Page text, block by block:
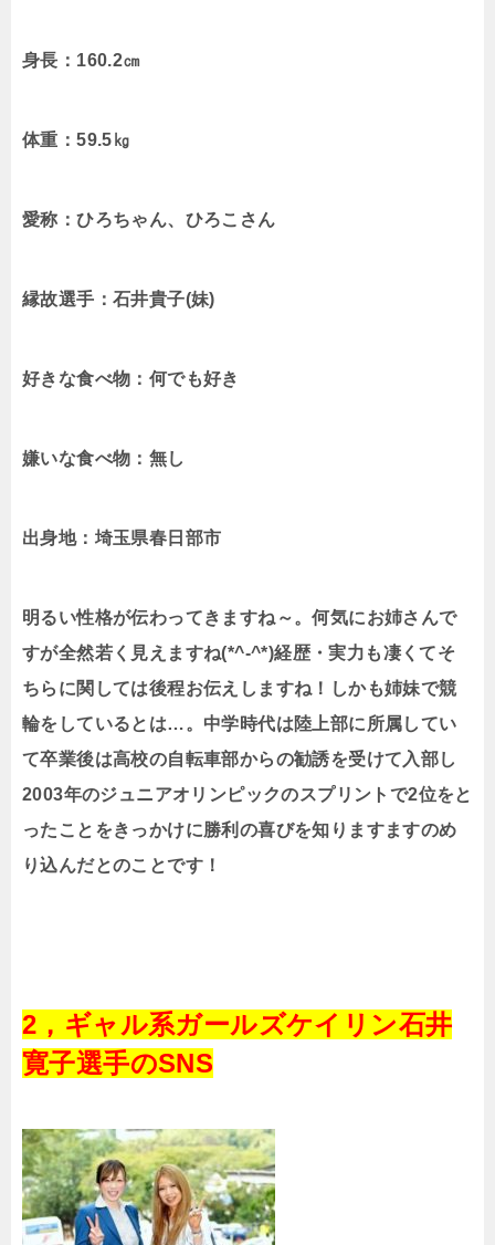
身長： 160.2㎝
体重：59.5 ㎏
愛称：ひろちゃん、ひろこさん
縁故選手：石井貴子(妹)
好きな食べ物：何でも好き
嫌いな食べ物：無し
出身地：埼玉県春日部市
明るい性格が伝わってきますね～。何気にお姉さんで
すが全然若く見えますね(*^-^*)経歴・実力も凄くてそ
ちらに関しては後程お伝えしますね！しかも姉妹で競
輪をしているとは…。中学時代は陸上部に所属してい
て卒業後は高校の自転車部からの勧誘を受けて入部し
2003年のジュニアオリンピックのスプリントで2位をと
ったことをきっかけに勝利の喜びを知りますますのめ
り込んだとのことです！
2，ギャル系ガールズケイリン石井
寛子選手のSNS